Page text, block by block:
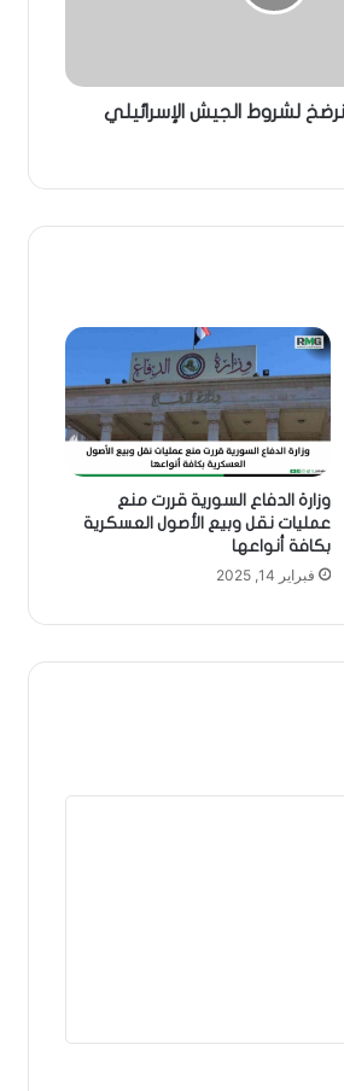
لشروط الجيش الإسرائيلي
وزارة الدفاع السورية قررت منع
عمليات نقل وبيع الأصول العسكرية
بكافة أنواعها
فبراير 14, 2025